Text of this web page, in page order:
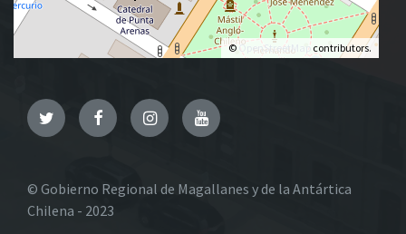
© OpenStreetMap contributors.
TwitterFacebookInstagramYouTube
© Gobierno Regional de Magallanes y de la Antártica
Chilena - 2023